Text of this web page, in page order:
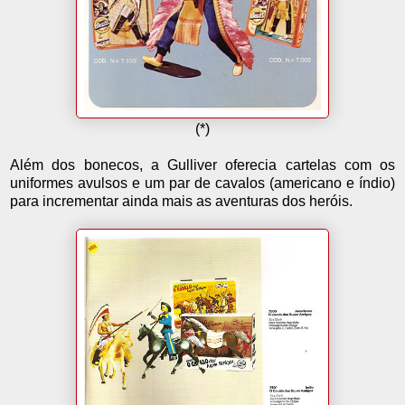
(*)
Além dos bonecos, a Gulliver oferecia cartelas com os
uniformes avulsos e um par de cavalos (americano e índio)
para incrementar ainda mais as aventuras dos heróis.